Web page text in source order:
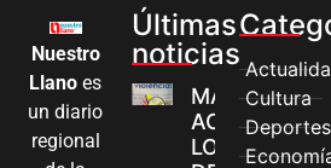
Nuestro
Llano es
un diario
regional
Últimas
noticias
MÁS
ACCEDEN A
LOS
Cultura
Deportes